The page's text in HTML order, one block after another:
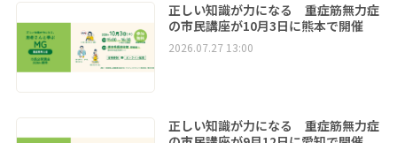
正しい知識が力になる 重症筋無力症
の市民講座が10月3日に熊本で開催
2026.07.27 13:00
正しい知識が力になる 重症筋無力症